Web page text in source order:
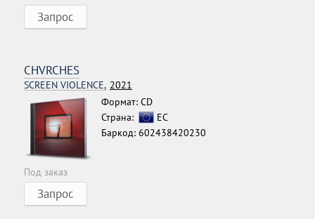
Запрос
CHVRCHES
SCREEN VIOLENCE, 2021
Формат: CD
Страна:
ЕС
Баркод: 602438420230
Под заказ
Запрос